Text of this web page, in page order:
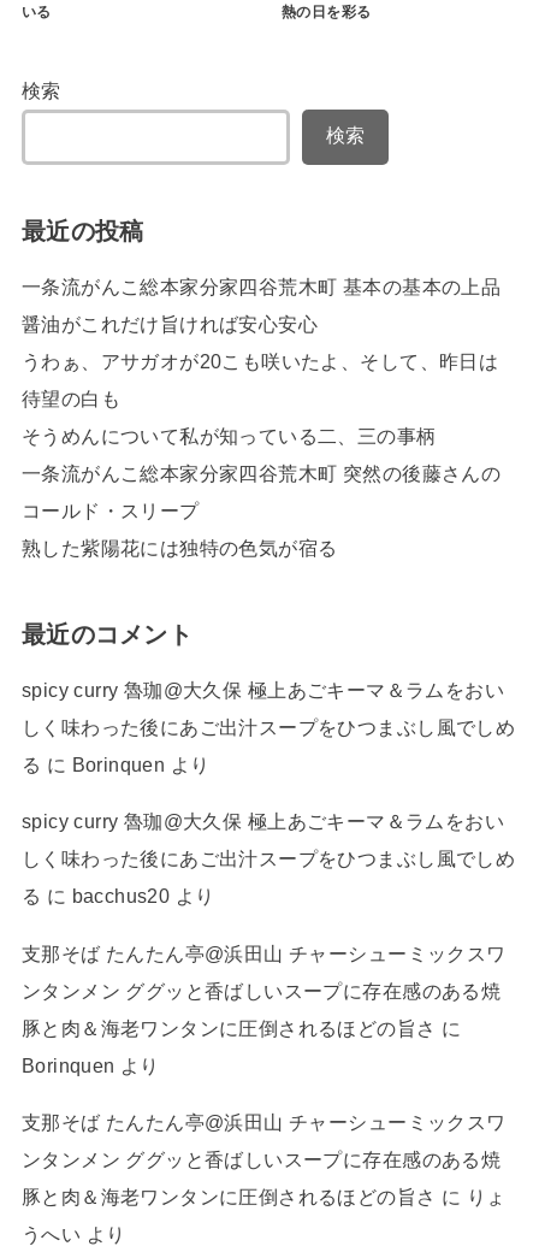
いる
熱の日を彩る
検索
検索
最近の投稿
一条流がんこ総本家分家四谷荒木町 基本の基本の上品
醤油がこれだけ旨ければ安心安心
うわぁ、アサガオが20こも咲いたよ、そして、昨日は
待望の白も
そうめんについて私が知っている二、三の事柄
一条流がんこ総本家分家四谷荒木町 突然の後藤さんの
コールド・スリープ
熟した紫陽花には独特の色気が宿る
最近のコメント
spicy curry 魯珈@大久保 極上あごキーマ＆ラムをおい
しく味わった後にあご出汁スープをひつまぶし風でしめ
る に Borinquen より
spicy curry 魯珈@大久保 極上あごキーマ＆ラムをおい
しく味わった後にあご出汁スープをひつまぶし風でしめ
る に bacchus20 より
支那そば たんたん亭@浜田山 チャーシューミックスワ
ンタンメン ググッと香ばしいスープに存在感のある焼
豚と肉＆海老ワンタンに圧倒されるほどの旨さ に
Borinquen より
支那そば たんたん亭@浜田山 チャーシューミックスワ
ンタンメン ググッと香ばしいスープに存在感のある焼
豚と肉＆海老ワンタンに圧倒されるほどの旨さ に りょ
うへい より